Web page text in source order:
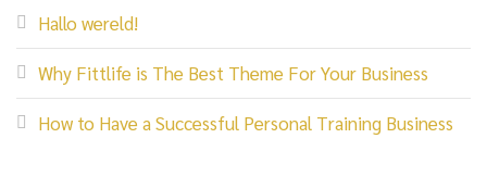
Hallo wereld!
Why Fittlife is The Best Theme For Your Business
How to Have a Successful Personal Training Business